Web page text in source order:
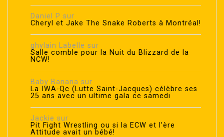
Daniel P sur
Cheryl et Jake The Snake Roberts à Montréal!
ghylain Labelle sur
Salle comble pour la Nuit du Blizzard de la
NCW!
Baby Banana sur
La IWA-Qc (Lutte Saint-Jacques) célèbre ses
25 ans avec un ultime gala ce samedi
Jackie sur
Pit Fight Wrestling ou si la ECW et l’ère
Attitude avait un bébé!